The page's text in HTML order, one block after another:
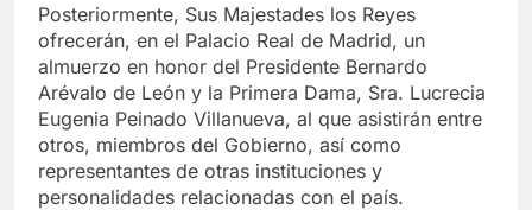
Posteriormente, Sus Majestades los Reyes
ofrecerán, en el Palacio Real de Madrid, un
almuerzo en honor del Presidente Bernardo
Arévalo de León y la Primera Dama, Sra. Lucrecia
Eugenia Peinado Villanueva, al que asistirán entre
otros, miembros del Gobierno, así como
representantes de otras instituciones y
personalidades relacionadas con el país.